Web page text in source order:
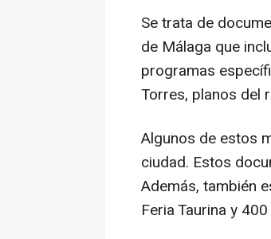
Se trata de
de Málaga que
programas
Torres, planos del
Algunos de estos
ciudad. Estos
Además, también
Feria Taurina y